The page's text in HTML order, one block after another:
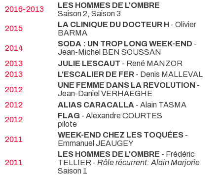
2016-2013
LES HOMMES DE L'OMBRE
Saison 2, Saison 3
2015
LA CLINIQUE DU DOCTEUR H - Olivier
BARMA
2014
SODA : UN TROP LONG WEEK-END -
Jean-Michel BEN SOUSSAN
2013
JULIE LESCAUT - René MANZOR
2013
L'ESCALIER DE FER - Denis MALLEVAL
2012
UNE FEMME DANS LA REVOLUTION -
Jean-Daniel VERHAEGHE
2012
ALIAS CARACALLA - Alain TASMA
2012
FLAG - Alexandre COURTES
pilote
2011
WEEK-END CHEZ LES TOQUÉES -
Emmanuel JEAUGEY
2011
LES HOMMES DE L'OMBRE - Frédéric
TELLIER - Rôle récurrent: Alain Marjorie
Saison 1